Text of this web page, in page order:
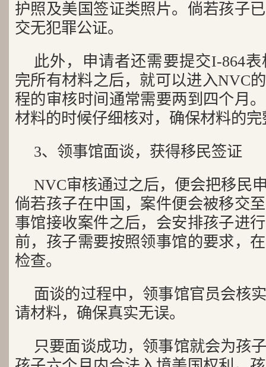
护照及美国签证类照片。倘若孩子
交无犯罪公证。
此外，申请者还需要提交I-864
完所有材料之后，就可以进入NVC
程的审核时间通常需要两到四个月
材料的时候仔细核对，确保材料的
3、领事馆面谈，获得移民签证
NVC审核通过之后，便会把移民
倘若孩子在中国，案件便会被移交
事馆接收案件之后，会安排孩子进
前，孩子需要按照领事馆的要求，
检查。
面谈的过程中，领事馆官员会核
请材料，确保真实无误。
只要面谈成功，领事馆就会为孩